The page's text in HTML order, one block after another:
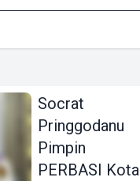
Socrat
Pringgodanu
Pimpin
PERBASI Kota